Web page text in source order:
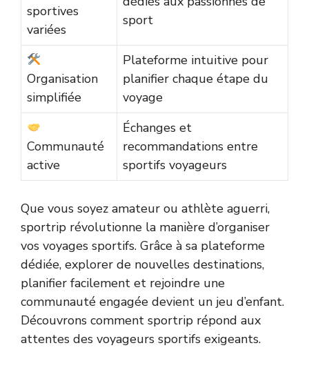
sportives
variées
sport
Organisation
simplifiée
Plateforme intuitive pour
planifier chaque étape du
voyage
Communauté
active
Échanges et
recommandations entre
sportifs voyageurs
Que vous soyez amateur ou athlète aguerri,
sportrip révolutionne la manière d’organiser
vos voyages sportifs. Grâce à sa plateforme
dédiée, explorer de nouvelles destinations,
planifier facilement et rejoindre une
communauté engagée devient un jeu d’enfant.
Découvrons comment sportrip répond aux
attentes des voyageurs sportifs exigeants.